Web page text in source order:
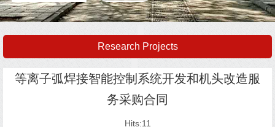
Research Projects
等离子弧焊接智能控制系统开发和机头改造服
务采购合同
Hits:11